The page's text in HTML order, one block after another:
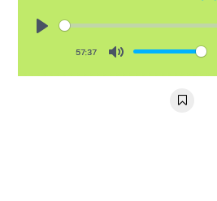
57:37